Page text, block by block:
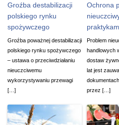
Groźba destabilizacji
polskiego rynku
spożywczego
Groźba poważnej destabilizacji
polskiego rynku spożywczego
– ustawa o przeciwdziałaniu
nieuczciwemu
wykorzystywaniu przewagi
[…]
Ochrona
Problem
handlowych
dostaw
lat jest
przez […]